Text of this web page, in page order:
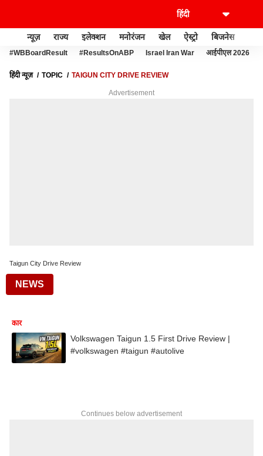
न्यूज़ राज्य इलेक्शन मनोरंजन खेल ऐस्ट्रो बिजनेस
#WBBoardResult #ResultsOnABP Israel Iran War आईपीएल 2026
हिंदी न्यूज़ TOPIC TAIGUN CITY DRIVE REVIEW
Advertisement
Taigun City Drive Review
NEWS
कार
Volkswagen Taigun 1.5 First Drive Review |
#volkswagen #taigun #autolive
Continues below advertisement